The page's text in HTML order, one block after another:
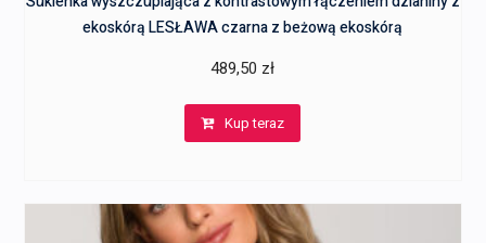
ekoskórą LESŁAWA czarna z beżową ekoskórą
489,50 zł
Kup teraz